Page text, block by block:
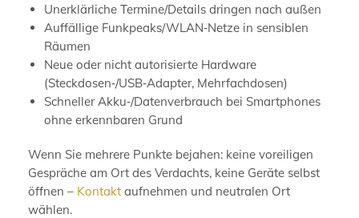
Unerklärliche Termine/Details dringen nach außen
Auffällige Funkpeaks/WLAN‑Netze in sensiblen
Räumen
Neue oder nicht autorisierte Hardware
(Steckdosen‑/USB‑Adapter, Mehrfachdosen)
Schneller Akku‑/Datenverbrauch bei Smartphones
ohne erkennbaren Grund
Wenn Sie mehrere Punkte bejahen: keine voreiligen
Gespräche am Ort des Verdachts, keine Geräte selbst
öffnen – Kontakt aufnehmen und neutralen Ort
wählen.